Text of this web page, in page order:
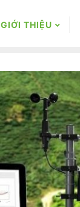
GIỚI THIỆU